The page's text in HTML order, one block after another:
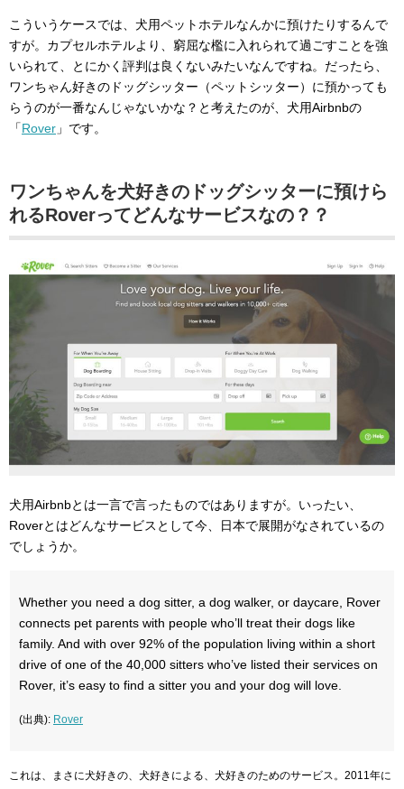
こういうケースでは、犬用ペットホテルなんかに預けたりするんで
すが。カプセルホテルより、窮屈な檻に入れられて過ごすことを強
いられて、とにかく評判は良くないみたいなんですね。だったら、
ワンちゃん好きのドッグシッター（ペットシッター）に預かっても
らうのが一番なんじゃないかな？と考えたのが、犬用Airbnbの
「Rover 」です。
ワンちゃんを犬好きのドッグシッターに預けら
れるRoverってどんなサービスなの？？
犬用Airbnbとは一言で言ったものではありますが。いったい、
Roverとはどんなサービスとして今、日本で展開がなされているの
でしょうか。
Whether you need a dog sitter, a dog walker, or daycare, Rover
connects pet parents with people who’ll treat their dogs like
family. And with over 92% of the population living within a short
drive of one of the 40,000 sitters who’ve listed their services on
Rover, it’s easy to find a sitter you and your dog will love.
(出典): Rover
これは、まさに犬好きの、犬好きによる、犬好きのためのサービス。2011年に